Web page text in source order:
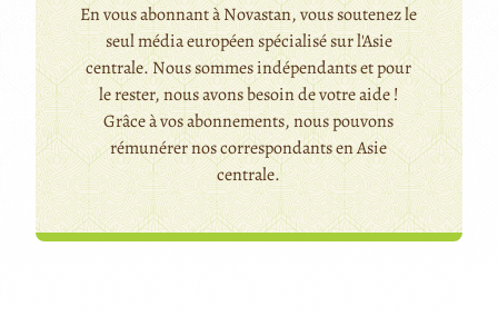
En vous abonnant à Novastan, vous soutenez le
seul média européen spécialisé sur l'Asie
centrale. Nous sommes indépendants et pour
le rester, nous avons besoin de votre aide !
Grâce à vos abonnements, nous pouvons
rémunérer nos correspondants en Asie
centrale.